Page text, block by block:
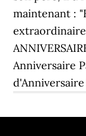
maintenant :
extraordinaire
Anniversaire